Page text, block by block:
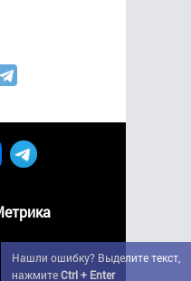
Нашли ошибку? Выделите текст,
нажмитеCtrl + Enter